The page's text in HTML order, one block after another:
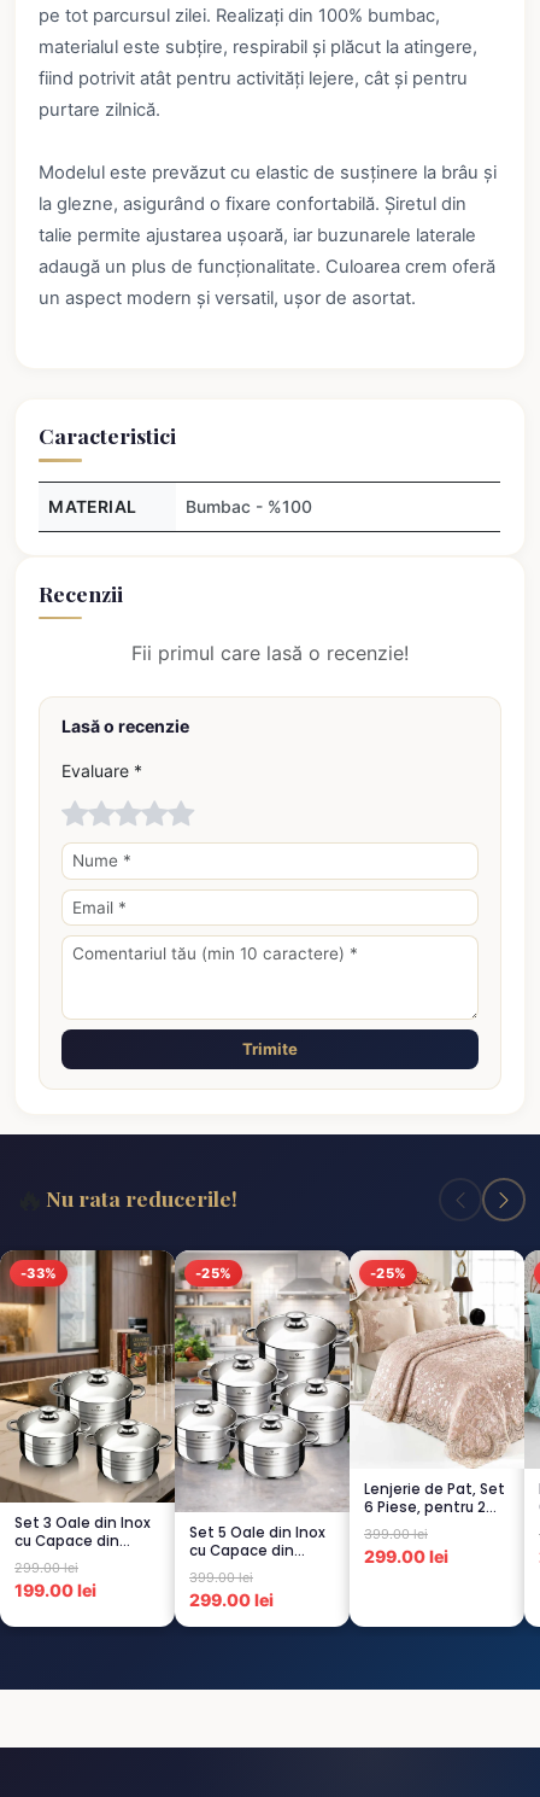
pe tot parcursul zilei. Realizați din 100% bumbac,
materialul este subțire, respirabil și plăcut la atingere,
fiind potrivit atât pentru activități lejere, cât și pentru
purtare zilnică.
Modelul este prevăzut cu elastic de susținere la brâu și
la glezne, asigurând o fixare confortabilă. Șiretul din
talie permite ajustarea ușoară, iar buzunarele laterale
adaugă un plus de funcționalitate. Culoarea crem oferă
un aspect modern și versatil, ușor de asortat.
Caracteristici
MATERIAL Bumbac - %100
Recenzii
Fii primul care lasă o recenzie!
Lasă o recenzie
Evaluare *
Trimite
Nu rata reducerile!
-33%
Set 3 Oale din Inox
cu Capace din
Sticlă
Termorezistent...
299.00 lei
199.00 lei
-25%
Set 5 Oale din Inox
cu Capace din
Sticlă
Termorezistent...
399.00 lei
299.00 lei
-25%
Lenjerie de Pat, Set
6 Piese, pentru 2
persoana, CAPUCI...
399.00 lei
299.00 lei